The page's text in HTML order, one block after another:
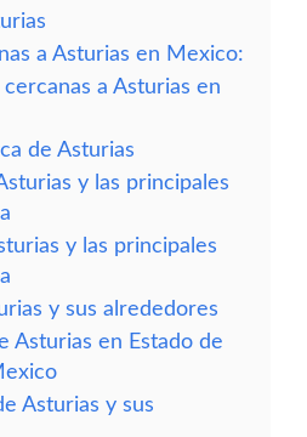
a Asturias en Mexico:
a Asturias en
de Asturias
y las principales
y las principales
y sus alrededores
Asturias en Estado de
Asturias y sus